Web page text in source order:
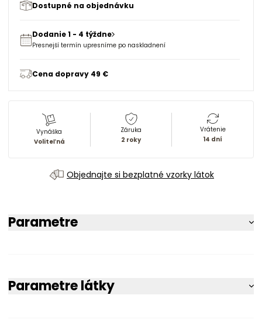
Dostupné na objednávku
Dodanie 1 - 4 týždne
Presnejší termín upresníme po naskladnení
Cena dopravy 49 €
Vynáška
Voliteľná
Záruka
2 roky
Vrátenie
14 dní
Objednajte si bezplatné vzorky látok
Parametre
Parametre látky